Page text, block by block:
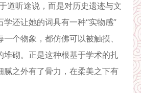
道听途说，而是对历史遗迹与文
还让她的词具有一种“实物感”
个物象，都仿佛可以被触摸、
堆砌。正是这种根基于学术的扎
腻之外有了骨力，在柔美之下有